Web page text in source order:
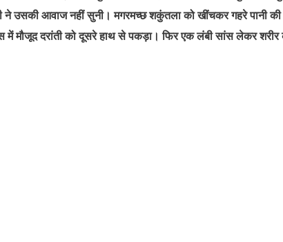
ने उसकी आवाज नहीं सुनी। मगरमच्छ शकुंतला को खींचकर गहरे पानी
मौजूद दरांती को दूसरे हाथ से पकड़ा। फिर एक लंबी सांस लेकर शरीर